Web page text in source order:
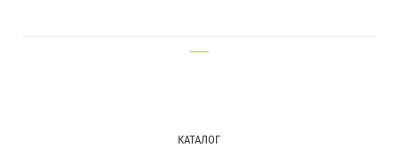
КАТАЛОГ